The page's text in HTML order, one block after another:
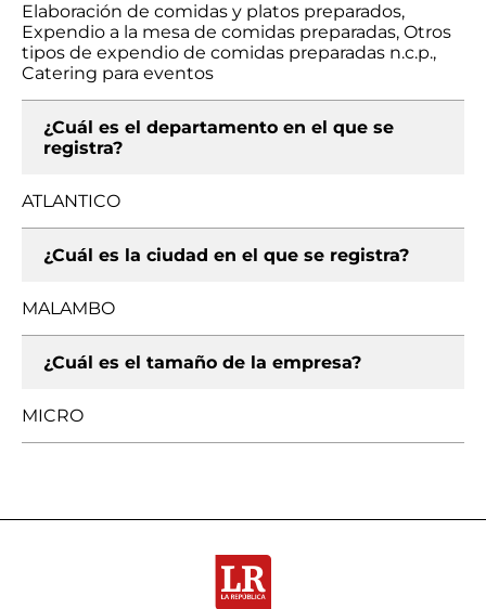
Elaboración de comidas y platos preparados,
Expendio a la mesa de comidas preparadas, Otros
tipos de expendio de comidas preparadas n.c.p.,
Catering para eventos
¿Cuál es el departamento en el que se
registra?
ATLANTICO
¿Cuál es la ciudad en el que se registra?
MALAMBO
¿Cuál es el tamaño de la empresa?
MICRO